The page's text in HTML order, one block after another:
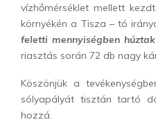
vízhőmérséklet mellett
környékén a Tisza – tó
feletti mennyiségben
riasztás során 72 db nagy
Köszönjük a
sólyapályát tisztán tartó
hozzá.